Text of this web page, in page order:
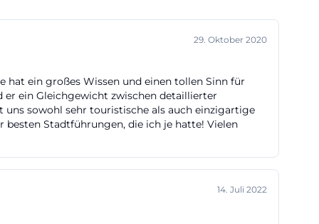
den
Windros
Wer
landet
29. Oktober 2020
ein großes Wissen und einen tollen Sinn für
er ein Gleichgewicht zwischen detaillierter
sowohl sehr touristische als auch einzigartige
besten Stadtführungen, die ich je hatte! Vielen
14. Juli 2022